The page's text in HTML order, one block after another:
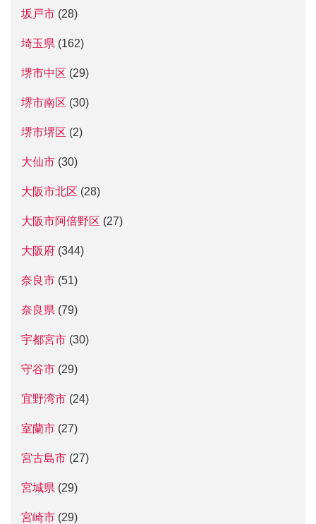
坂戸市 (28)
埼玉県 (162)
堺市中区 (29)
堺市南区 (30)
堺市堺区 (2)
大仙市 (30)
大阪市北区 (28)
大阪市阿倍野区 (27)
大阪府 (344)
奈良市 (51)
奈良県 (79)
宇都宮市 (30)
守谷市 (29)
宜野湾市 (24)
室蘭市 (27)
宮古島市 (27)
宮城県 (29)
宮崎市 (29)